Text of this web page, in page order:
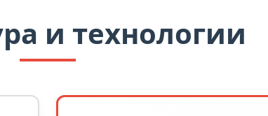
и технологии